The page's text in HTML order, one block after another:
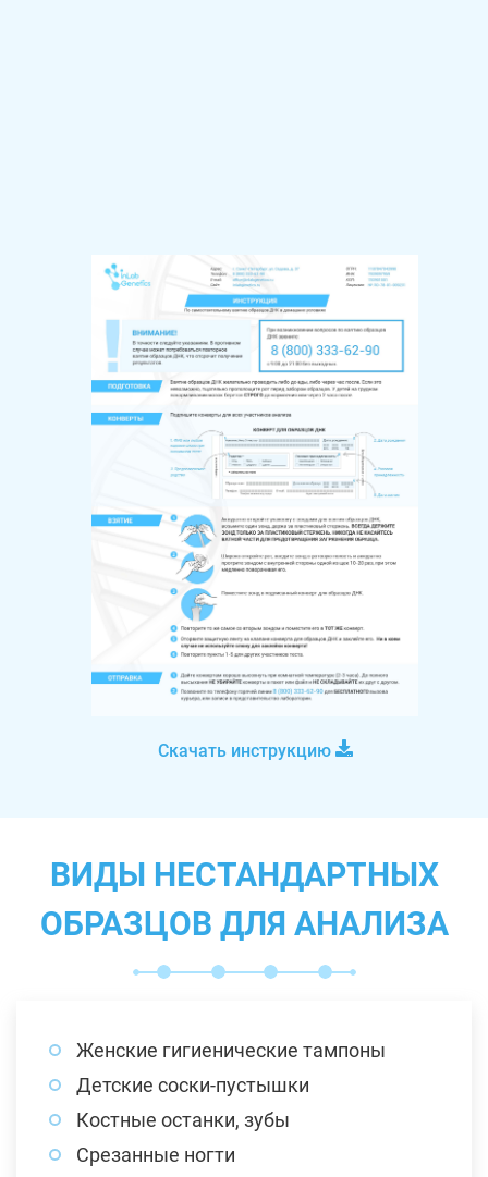
Скачать инструкцию
ВИДЫ НЕСТАНДАРТНЫХ
ОБРАЗЦОВ ДЛЯ АНАЛИЗА
Женские гигиенические тампоны
Детские соски-пустышки
Костные останки, зубы
Срезанные ногти